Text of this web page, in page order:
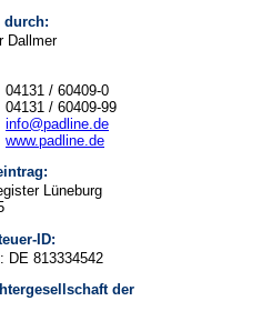
durch:
Dallmer
04131 / 60409-0
04131 / 60409-99
info@padline.de
www.padline.de
Lüneburg
ID:
DE 813334542
der